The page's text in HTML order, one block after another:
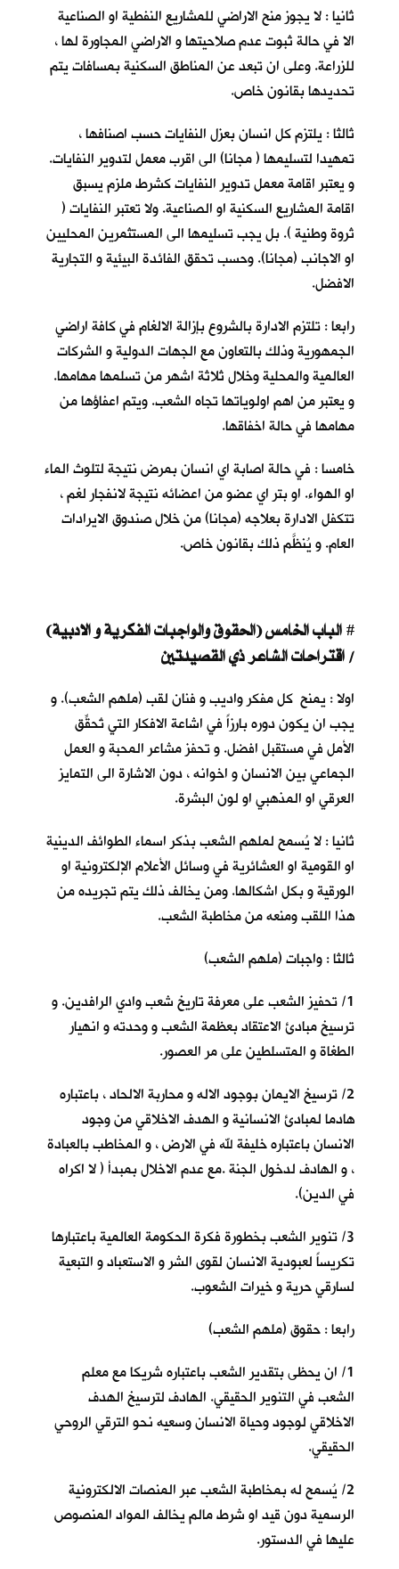
ثانيا : لا يجوز منح الاراضي للمشاريع النفطية او الصناعية
الا في حالة ثبوت عدم صلاحيتها و الاراضي المجاورة لها ،
للزراعة. وعلى ان تبعد عن المناطق السكنية بمسافات يتم
تحديدها بقانون خاص.
ثالثا : يلتزم كل انسان بعزل النفايات حسب اصنافها ،
تمهيدا لتسليمها ( مجانا) الى اقرب معمل لتدوير النفايات.
و يعتبر اقامة معمل تدوير النفايات كشرط ملزم يسبق
اقامة المشاريع السكنية او الصناعية. ولا تعتبر النفايات (
ثروة وطنية ). بل يجب تسليمها الى المستثمرين المحليين
او الاجانب (مجانا). وحسب تحقق الفائدة البيئية و التجارية
الافضل.
رابعا : تلتزم الادارة بالشروع بإزالة الالغام في كافة اراضي
الجمهورية وذلك بالتعاون مع الجهات الدولية و الشركات
العالمية والمحلية وخلال ثلاثة اشهر من تسلمها مهامها.
و يعتبر من اهم اولوياتها تجاه الشعب. ويتم اعفاؤها من
مهامها في حالة اخفاقها.
خامسا : في حالة اصابة اي انسان بمرض نتيجة لتلوث الماء
او الهواء. او بتر اي عضو من اعضائه نتيجة لانفجار لغم ،
تتكفل الادارة بعلاجه (مجانا) من خلال صندوق الايرادات
العام. و يُنظَّم ذلك بقانون خاص.
# الباب الخامس (الحقوق والواجبات الفكرية و الادبية)
/ اقتراحات الشاعر ذي القصيدتين
اولا : يمنح كل مفكر واديب و فنان لقب (ملهم الشعب). و
يجب ان يكون دوره بارزاً في اشاعة الافكار التي تُحقِّق
الأمل في مستقبل افضل. و تحفز مشاعر المحبة و العمل
الجماعي بين الانسان و اخوانه ، دون الاشارة الى التمايز
العرقي او المذهبي او لون البشرة.
ثانيا : لا يُسمح لملهم الشعب بذكر اسماء الطوائف الدينية
او القومية او العشائرية في وسائل الأعلام الإلكترونية او
الورقية و بكل اشكالها. ومن يخالف ذلك يتم تجريده من
هذا اللقب ومنعه من مخاطبة الشعب.
ثالثا : واجبات (ملهم الشعب)
1/ تحفيز الشعب على معرفة تاريخ شعب وادي الرافدين. و
ترسيخ مبادئ الاعتقاد بعظمة الشعب و وحدته و انهيار
الطغاة و المتسلطين على مر العصور.
2/ ترسيخ الايمان بوجود الاله و محاربة الالحاد ، باعتباره
هادما لمبادئ الانسانية و الهدف الاخلاقي من وجود
الانسان باعتباره خليفة لله في الارض ، و المخاطب بالعبادة
، و الهادف لدخول الجنة .مع عدم الاخلال بمبدأ ( لا اكراه
في الدين).
3/ تنوير الشعب بخطورة فكرة الحكومة العالمية باعتبارها
تكريساً لعبودية الانسان لقوى الشر و الاستعباد و التبعية
لسارقي حرية و خيرات الشعوب.
رابعا : حقوق (ملهم الشعب)
1/ ان يحظى بتقدير الشعب باعتباره شريكا مع معلم
الشعب في التنوير الحقيقي. الهادف لترسيخ الهدف
الاخلاقي لوجود وحياة الانسان وسعيه نحو الترقي الروحي
الحقيقي.
2/ يُسمح له بمخاطبة الشعب عبر المنصات الالكترونية
الرسمية دون قيد او شرط مالم يخالف المواد المنصوص
عليها في الدستور.